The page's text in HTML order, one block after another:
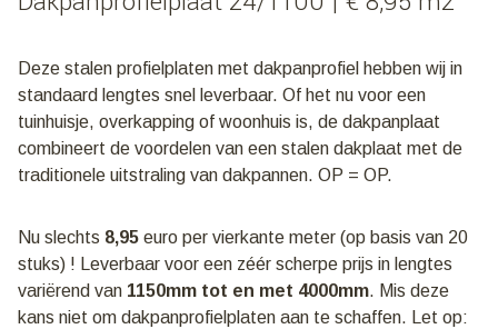
Deze stalen profielplaten met dakpanprofiel hebben wij in
standaard lengtes snel leverbaar. Of het nu voor een
tuinhuisje, overkapping of woonhuis is, de dakpanplaat
combineert de voordelen van een stalen dakplaat met de
traditionele uitstraling van dakpannen. OP = OP.
Nu slechts 8,95 euro per vierkante meter (op basis van 20
stuks) ! Leverbaar voor een zéér scherpe prijs in lengtes
variërend van 1150mm tot en met 4000mm. Mis deze
kans niet om dakpanprofielplaten aan te schaffen. Let op: